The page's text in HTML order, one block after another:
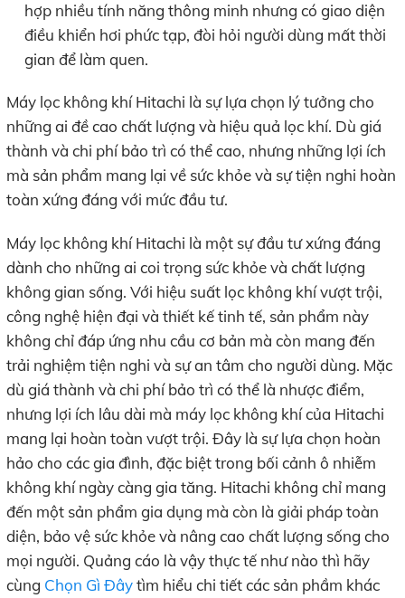
hợp nhiều tính năng thông minh nhưng có giao diện
điều khiển hơi phức tạp, đòi hỏi người dùng mất thời
gian để làm quen.
Máy lọc không khí Hitachi là sự lựa chọn lý tưởng cho
những ai đề cao chất lượng và hiệu quả lọc khí. Dù giá
thành và chi phí bảo trì có thể cao, nhưng những lợi ích
mà sản phẩm mang lại về sức khỏe và sự tiện nghi hoàn
toàn xứng đáng với mức đầu tư.
Máy lọc không khí Hitachi là một sự đầu tư xứng đáng
dành cho những ai coi trọng sức khỏe và chất lượng
không gian sống. Với hiệu suất lọc không khí vượt trội,
công nghệ hiện đại và thiết kế tinh tế, sản phẩm này
không chỉ đáp ứng nhu cầu cơ bản mà còn mang đến
trải nghiệm tiện nghi và sự an tâm cho người dùng. Mặc
dù giá thành và chi phí bảo trì có thể là nhược điểm,
nhưng lợi ích lâu dài mà máy lọc không khí của Hitachi
mang lại hoàn toàn vượt trội. Đây là sự lựa chọn hoàn
hảo cho các gia đình, đặc biệt trong bối cảnh ô nhiễm
không khí ngày càng gia tăng. Hitachi không chỉ mang
đến một sản phẩm gia dụng mà còn là giải pháp toàn
diện, bảo vệ sức khỏe và nâng cao chất lượng sống cho
mọi người. Quảng cáo là vậy thực tế như nào thì hãy
cùng Chọn Gì Đâytìm hiểu chi tiết các sản phầm khác